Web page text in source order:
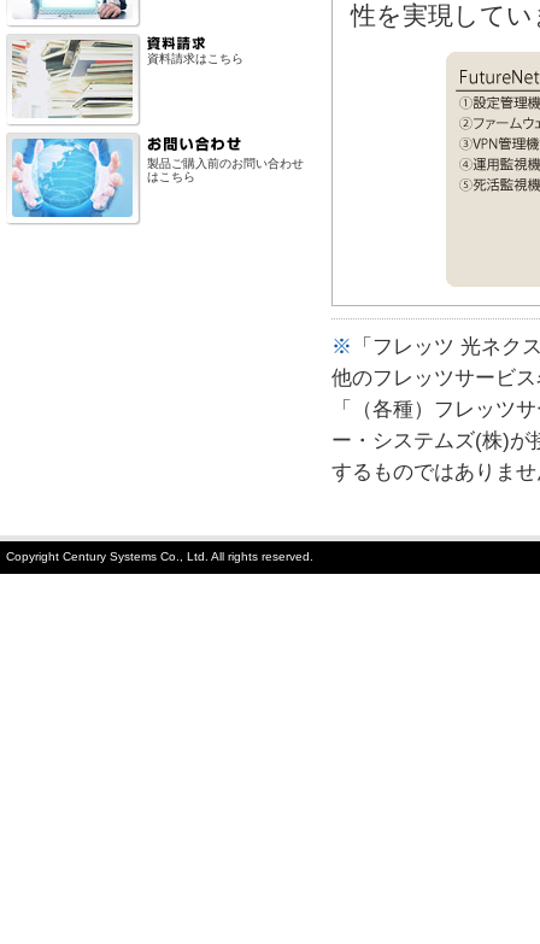
性を実現してい
※ 「フレッツ 光ネク
他のフレッツサービ
「（各種）フレッツ
ー・システムズ(株)が
するものではありま
資料請求はこちら
製品ご購入前のお問い合わせ
はこちら
Copyright Century Systems Co., Ltd. All rights reserved.